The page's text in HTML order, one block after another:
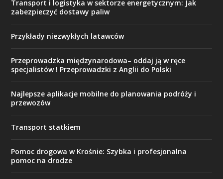
Transport i logistyka w sektorze energetycznym: Jak
zabezpieczyć dostawy paliw
Przykłady niezwykłych latawców
Przeprowadzka międzynarodowa– oddaj ją w ręce
specjalistów ! Przeprowadzki z Anglii do Polski
Najlepsze aplikacje mobilne do planowania podróży i
przewozów
Transport statkiem
Pomoc drogowa w Krośnie: Szybka i profesjonalna
pomoc na drodze